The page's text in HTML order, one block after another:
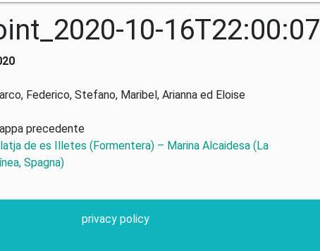
10-16T22:00:07
Federico, Stefano, Maribel, Arianna ed Eloise
precedente
de es Illetes (Formentera) – Marina Alcaidesa (La
Spagna)
privacy policy